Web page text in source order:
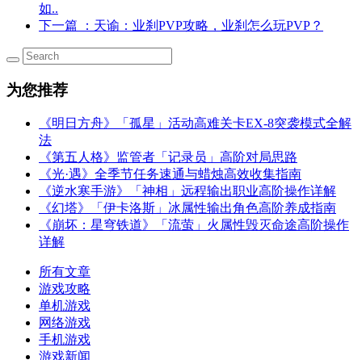
如..
下一篇
：天谕：业刹PVP攻略，业刹怎么玩PVP？
为您推荐
《明日方舟》「孤星」活动高难关卡EX-8突袭模式全解
法
《第五人格》监管者「记录员」高阶对局思路
《光·遇》全季节任务速通与蜡烛高效收集指南
《逆水寒手游》「神相」远程输出职业高阶操作详解
《幻塔》「伊卡洛斯」冰属性输出角色高阶养成指南
《崩坏：星穹铁道》「流萤」火属性毁灭命途高阶操作
详解
所有文章
游戏攻略
单机游戏
网络游戏
手机游戏
游戏新闻